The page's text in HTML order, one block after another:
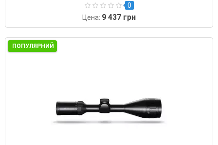
0
Цена: 9 437 грн
ПОПУЛЯРНИЙ